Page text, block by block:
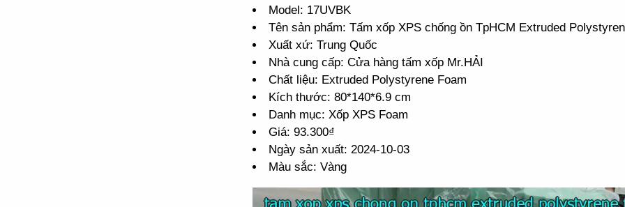
Model: 17UVBK
Tên sản phẩm: Tấm xốp XPS chống ồn TpHCM Extruded
Xuất xứ: Trung Quốc
Nhà cung cấp: Cửa hàng tấm xốp Mr.HẢI
Chất liệu: Extruded Polystyrene Foam
Kích thước: 80*140*6.9 cm
Danh mục: Xốp XPS Foam
Giá: 93.300₫
Ngày sản xuất: 2024-10-03
Màu sắc: Vàng